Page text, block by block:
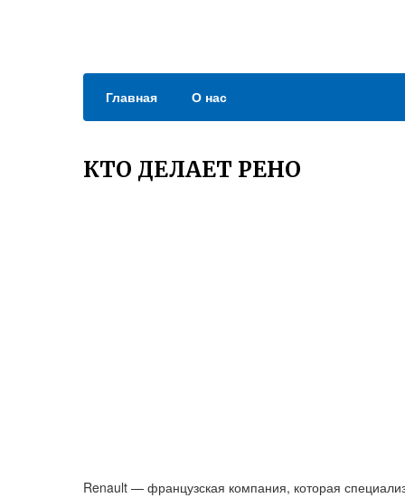
Главная О нас
КТО ДЕЛАЕТ РЕНО
Renault — французская компания, которая